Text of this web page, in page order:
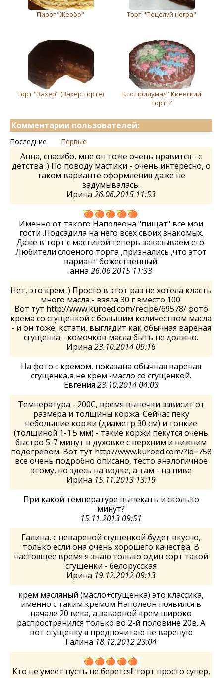
Пирог "Жербо" Торт "Поцелуй негра"
Торт "Захер" (Захер торте)
Кто придумал "Киевский
торт"?
Комментарии пользователей:
Последние Первые
Анна, спасибо, мне он тоже очень нравится - с
детства :) По поводу мастики - очень интересно, о
таком варианте оформления даже не
задумывалась.
Ирина 26.06.2015 11:53
Именно от такого Наполеона "пищат" все мои
гости .Подсадила на него всех своих знакомых.
Даже в торт с мастикой теперь заказываем его.
Любители слоеного торта ,признались ,что этот
вариант божественный.
анна 26.06.2015 11:33
Нет, это крем :) Просто в этот раз не хотела класть
много масла - взяла 30 г вместо 100.
Вот тут http://www.kuroed.com/recipe/69578/ фото
крема со сгущенкой с большим количеством масла
- и он тоже, кстати, выглядит как обычная вареная
сгущенка - комочков масла быть не должно.
Ирина 23.10.2014 09:16
На фото с кремом, показана обычная вареная
сгущенка,а не крем -масло со сгущенкой.
Евгения 23.10.2014 04:03
Температура - 200С, время выпечки зависит от
размера и толщины коржа. Сейчас пеку
небольшие коржи (диаметр 30 см) и тонкие
(толщиной 1-1.5 мм) - такие коржи пекутся очень
быстро 5-7 минут в духовке с верхним и нижним
подогревом. Вот тут http://www.kuroed.com/?id=758
все очень подробно описано, тесто аналогичное
этому, но здесь на водке, а там - на пиве
Ирина 15.11.2013 13:19
При какой температуре выпекать и сколько
минут?
15.11.2013 09:51
Галина, с невареной сгущенкой будет вкусно,
только если она очень хорошего качества. В
настоящее время я знаю только один сорт такой
сгущенки - белорусская
Ирина 19.12.2012 09:13
крем масляный (масло+сгущенка) это классика,
именно с таким кремом Наполеон появился в
начале 20 века, а заварной крем широко
распространился только во 2-й половине 20в. А
вот сгущенку я предпочитаю не вареную
Галина 18.12.2012 23:04
Кто не умеет пусть не берется!! торт просто супер,